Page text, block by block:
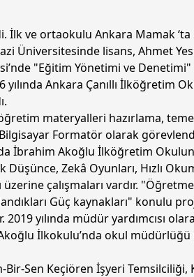
İlk ve ortaokulu Ankara Mamak
Üniversitesinde lisans, Ahmet
"Eğitim Yönetimi ve Denetimi"
Ankara Çanıllı İlköğretim
materyalleri hazırlama,
Formatör olarak
İbrahim Akoğlu İlköğretim
Zekâ Oyunları, Hızlı
üzerine çalışmaları vardır.
Güç kaynakları" konulu
yılında müdür yardımcısı
İlkokulu’nda okul
Bir-Sen Keçiören İşyeri Temsilciliği,